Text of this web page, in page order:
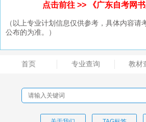
点击前往 >> 《广东自考网
（以上专业计划信息仅供参考，具体内容请
公布的为准。）
首页 专业查询 教材